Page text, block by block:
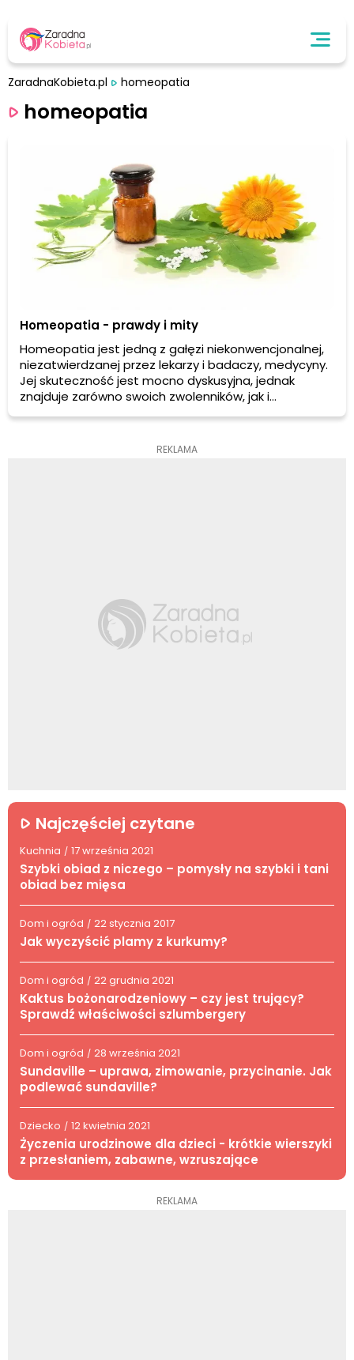
ZaradnaKobieta.pl homeopatia
homeopatia
Homeopatia - prawdy i mity
Homeopatia jest jedną z gałęzi niekonwencjonalnej,
niezatwierdzanej przez lekarzy i badaczy, medycyny.
Jej skuteczność jest mocno dyskusyjna, jednak
znajduje zarówno swoich zwolenników, jak i
przeciwników. Obie grupy zaciekle walczą
odkryciami lub doświadczeniami oraz opisem
REKLAMA
Najczęściej czytane
Kuchnia / 17 września 2021
Szybki obiad z niczego – pomysły na szybki i tani
obiad bez mięsa
Dom i ogród / 22 stycznia 2017
Jak wyczyścić plamy z kurkumy?
Dom i ogród / 22 grudnia 2021
Kaktus bożonarodzeniowy – czy jest trujący?
Sprawdź właściwości szlumbergery
Dom i ogród / 28 września 2021
Sundaville – uprawa, zimowanie, przycinanie. Jak
podlewać sundaville?
Dziecko / 12 kwietnia 2021
Życzenia urodzinowe dla dzieci - krótkie wierszyki
z przesłaniem, zabawne, wzruszające
REKLAMA